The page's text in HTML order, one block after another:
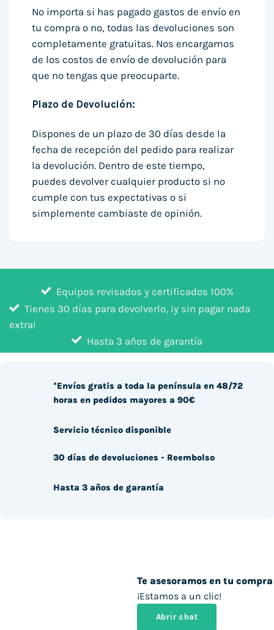
No importa si has pagado gastos de envío en
tu compra o no, todas las devoluciones son
completamente gratuitas. Nos encargamos
de los costos de envío de devolución para
que no tengas que preocuparte.
Plazo de Devolución:
Dispones de un plazo de 30 días desde la
fecha de recepción del pedido para realizar
la devolución. Dentro de este tiempo,
puedes devolver cualquier producto si no
cumple con tus expectativas o si
simplemente cambiaste de opinión.
Equipos revisados y certificados 100%
Tienes 30 días para devolverlo, ¡y sin pagar nada
extra!
Hasta 3 años de garantía
Te asesoramos en tu compra
¡Estamos a un clic!
Abrir chat
*Envíos gratis a toda la península en 48/72
horas en pedidos mayores a 90€
Servicio técnico disponible
30 días de devoluciones - Reembolso
Hasta 3 años de garantía